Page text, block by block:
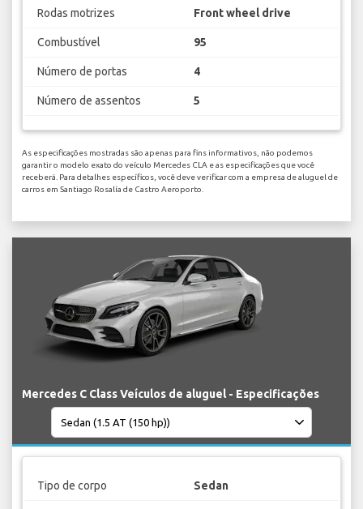
Rodas motrizes Front wheel drive
Combustível 95
Número de portas 4
Número de assentos 5
As especificações mostradas são apenas para fins informativos, não podemos
garantir o modelo exato do veículo Mercedes CLA e as especificações que você
receberá. Para detalhes específicos, você deve verificar com a empresa de aluguel de
carros em Santiago Rosalía de Castro Aeroporto.
Mercedes C Class Veículos de aluguel - Especificações
Tipo de corpo Sedan